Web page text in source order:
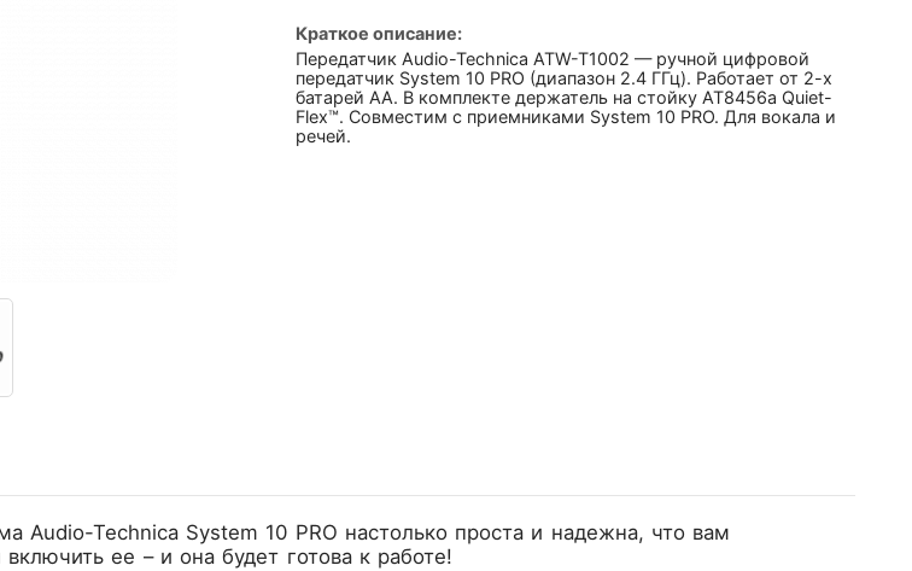
Краткое описание:
Передатчик Audio-Technica ATW-T1002 — ручной цифровой
передатчик System 10 PRO (диапазон 2.4 ГГц). Работает от 2-х
батарей АА. В комплекте держатель на стойку AT8456a Quiet-
Flex™. Совместим с приемниками System 10 PRO. Для вокала и
речей.
Audio-Technica System 10 PRO настолько проста и надежна, что вам
включить ее – и она будет готова к работе!